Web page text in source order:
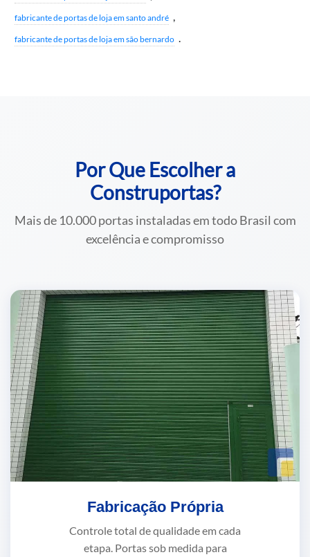
fabricante de portas de loja em santo andré
fabricante de portas de loja em são bernardo
Por Que Escolher a
Construportas?
Mais de 10.000 portas instaladas em todo Brasil com
excelência e compromisso
Fabricação Própria
Controle total de qualidade em cada
etapa. Portas sob medida para